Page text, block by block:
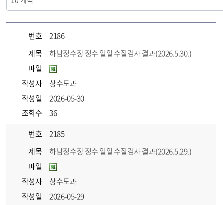
번호
2186
제목
하남정수장 정수 일일 수질검사 결과(2026.5.30.)
파일
작성자
상수도과
작성일
2026-05-30
조회수
36
번호
2185
제목
하남정수장 정수 일일 수질검사 결과(2026.5.29.)
파일
작성자
상수도과
작성일
2026-05-29